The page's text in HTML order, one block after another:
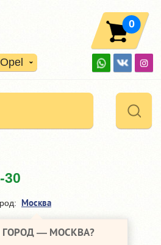
Opel
0
30
Москва
ГОРОД — МОСКВА?